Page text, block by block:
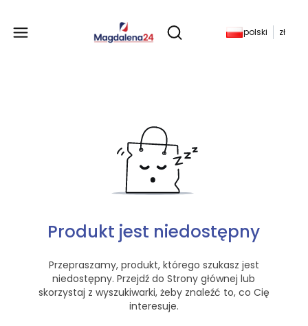
Otwórz wyszukiwarkę
Produkty w
polski zł
Produkt jest niedostępny
Przepraszamy, produkt, którego szukasz jest
niedostępny. Przejdź do Strony głównej lub
skorzystaj z wyszukiwarki, żeby znaleźć to, co Cię
interesuje.